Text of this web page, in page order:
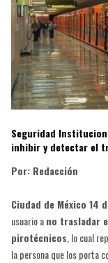
Seguridad
inhibir y detectar el
Por: Redacción
Ciudad de México 14
usuario ano trasladar
pirotécnicos, lo cual
la persona que los porta